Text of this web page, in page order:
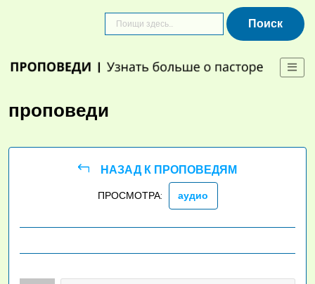
проповеди
НАЗАД К ПРОПОВЕДЯМ
ПРОСМОТРА: аудио